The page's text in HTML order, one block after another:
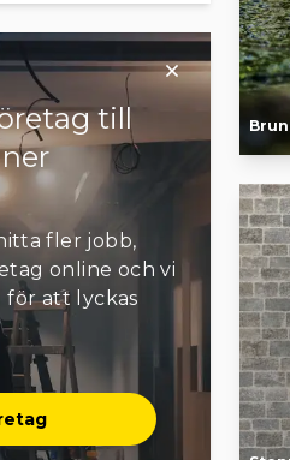
till
fler jobb,
online och vi
för att lyckas